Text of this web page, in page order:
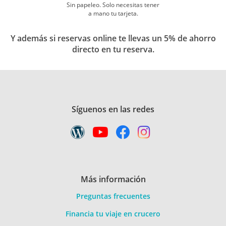
Sin papeleo. Solo necesitas tener
a mano tu tarjeta.
Y además si reservas online te llevas un 5% de ahorro
directo en tu reserva.
Síguenos en las redes
Más información
Preguntas frecuentes
Financia tu viaje en crucero